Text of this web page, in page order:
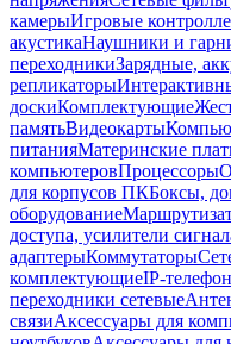
камерыИгровые
акустикаНаушники и
переходникиЗарядные,
репликаторы
доскиКомплектующие
памятьВидеокарты
питанияМатеринские
компьютеровПроцессоры
для корпусов ПКБоксы,
оборудование
доступа, усилители
адаптерыКоммутаторы
комплектующиеIP-
переходники сетевые
связиАксессуары для